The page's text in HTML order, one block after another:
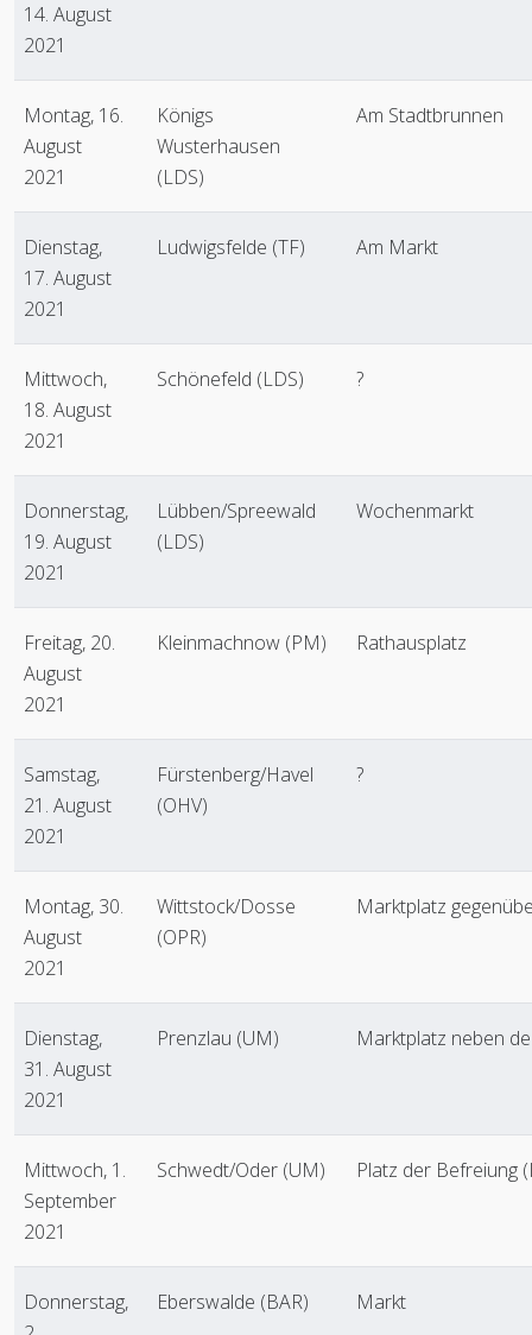
14. August
2021
Montag, 16.
August
2021
Königs
Wusterhausen
(LDS)
Am Stadtbrunnen
Dienstag,
17. August
2021
Ludwigsfelde (TF) Am Markt
Mittwoch,
18. August
2021
Schönefeld (LDS) ?
Donnerstag,
19. August
2021
Lübben/Spreewald
(LDS)
Wochenmarkt
Freitag, 20.
August
2021
Kleinmachnow (PM) Rathausplatz
Samstag,
21. August
2021
Fürstenberg/Havel
(OHV)
?
Montag, 30.
August
2021
Wittstock/Dosse
(OPR)
Marktplatz
Dienstag,
31. August
2021
Prenzlau (UM) Marktplatz neben
Mittwoch, 1.
September
2021
Schwedt/Oder (UM) Platz der Befreiung
Donnerstag,
Eberswalde (BAR) Markt